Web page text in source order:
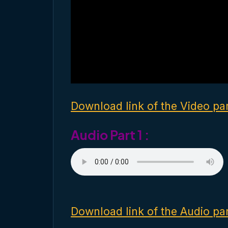
Download link of the Video
Audio Part 1 :
Download link of the Audio